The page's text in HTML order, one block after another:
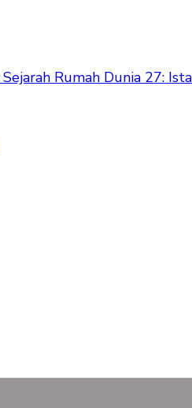
Sejarah Rumah Dunia 27: